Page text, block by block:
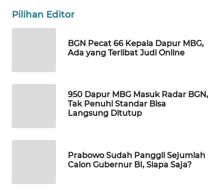
Pilihan Editor
BGN Pecat 66 Kepala Dapur MBG,
Ada yang Terlibat Judi Online
950 Dapur MBG Masuk Radar BGN,
Tak Penuhi Standar Bisa
Langsung Ditutup
Prabowo Sudah Panggil Sejumlah
Calon Gubernur BI, Siapa Saja?
PORTAL
KONSUMEN
ALPERKLINAS